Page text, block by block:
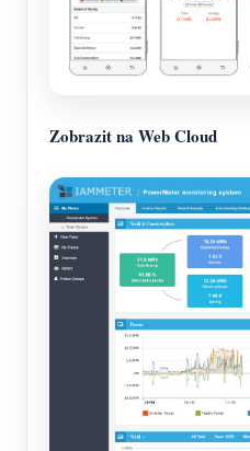
Zobrazit na Web Cloud